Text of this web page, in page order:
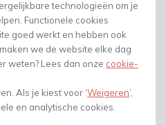
technologieën om je
Functionele cookies
goed werkt en hebben ook
we de website elke dag
weten? Lees dan onze cookie-
Als je kiest voor ‘Weigeren’,
en analytische cookies.